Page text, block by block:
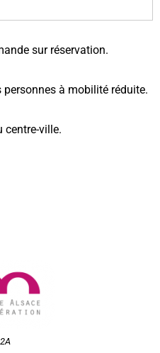
sur réservation.
personnes à mobilité réduite.
centre-ville.